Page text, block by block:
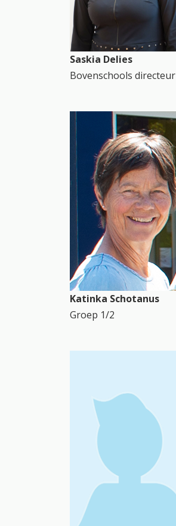
Saskia Delies
Bovenschools directeur
Katinka Schotanus
Groep 1/2